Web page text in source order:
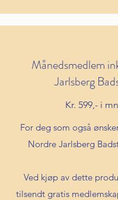
Månedsmedlem
Jarlsberg
Kr. 599,- i
For deg som også
Nordre Jarlsberg
Ved kjøp av dette
tilsendt gratis